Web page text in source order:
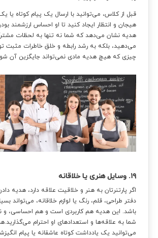
قبل از کلاس، می‌توانید با ارسال یک پیام کوتاه یا
هیجان و انتظار ایجاد کنید تا او احساس ارزشمند
هدیه نشان می‌دهد که شما نه تنها به لحظات
می‌دهید، بلکه به رشد رابطه و خلق خاطرات مثبت
چیزی که هیچ هدیه مادی نمی‌تواند جایگزین آن
۱۹. وسایل هنری یا خلاقانه
اگر پارتنرتان به هنر و خلاقیت علاقه دارد، هدیه
دفتر طراحی، قلم، رنگ یا لوازم خلاقانه، می‌تواند
باشد. این هدیه هم کاربردی است و هم احساسی،
شما به علاقه‌ها و استعدادهای او احترام
می‌توانید یک یادداشت کوتاه عاشقانه یا پیام